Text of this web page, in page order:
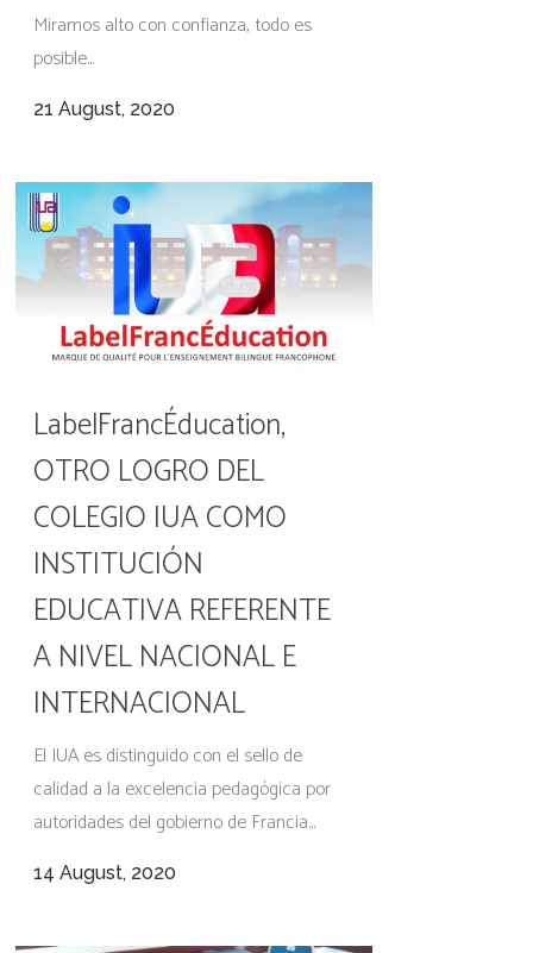
Miramos alto con confianza, todo es
posible...
21 August, 2020
LabelFrancÉducation,
OTRO LOGRO DEL
COLEGIO IUA COMO
INSTITUCIÓN
EDUCATIVA REFERENTE
A NIVEL NACIONAL E
INTERNACIONAL
El IUA es distinguido con el sello de
calidad a la excelencia pedagógica por
autoridades del gobierno de Francia...
14 August, 2020